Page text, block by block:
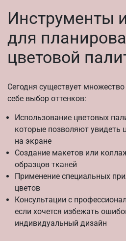
Инструменты
для
цветовой
Сегодня существует
себе выбор оттенков:
Использование цветовых
которые позволяют увидеть
на экране
Создание макетов или
образцов тканей
Применение специальных
цветов
Консультации с
если хочется избежать
индивидуальный дизайн